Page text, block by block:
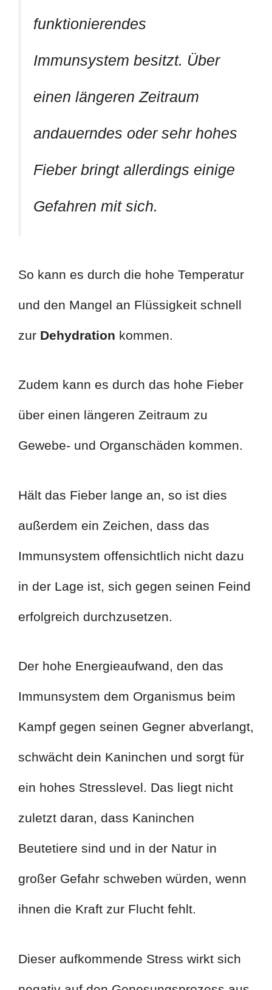
funktionierendes
Immunsystem besitzt. Über
einen längeren Zeitraum
andauerndes oder sehr hohes
Fieber bringt allerdings einige
Gefahren mit sich.
So kann es durch die hohe Temperatur
und den Mangel an Flüssigkeit schnell
zur Dehydration kommen.
Zudem kann es durch das hohe Fieber
über einen längeren Zeitraum zu
Gewebe- und Organschäden kommen.
Hält das Fieber lange an, so ist dies
außerdem ein Zeichen, dass das
Immunsystem offensichtlich nicht dazu
in der Lage ist, sich gegen seinen Feind
erfolgreich durchzusetzen.
Der hohe Energieaufwand, den das
Immunsystem dem Organismus beim
Kampf gegen seinen Gegner abverlangt,
schwächt dein Kaninchen und sorgt für
ein hohes Stresslevel. Das liegt nicht
zuletzt daran, dass Kaninchen
Beutetiere sind und in der Natur in
großer Gefahr schweben würden, wenn
ihnen die Kraft zur Flucht fehlt.
Dieser aufkommende Stress wirkt sich